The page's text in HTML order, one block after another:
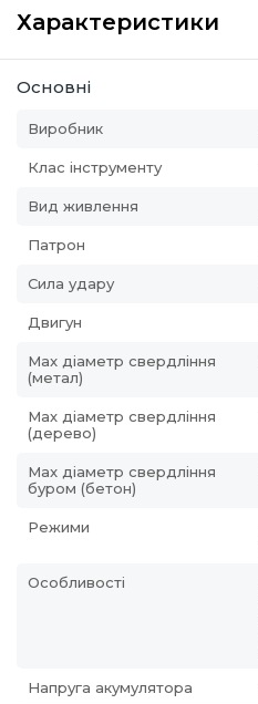
Характеристики
Основні
Виробник
Клас інструменту
Вид живлення
Патрон
Сила удару
Двигун
Max діаметр свердління
(метал)
Мах діаметр свердління
(дерево)
Max діаметр свердління
буром (бетон)
Режими
Особливості
Напруга акумулятора